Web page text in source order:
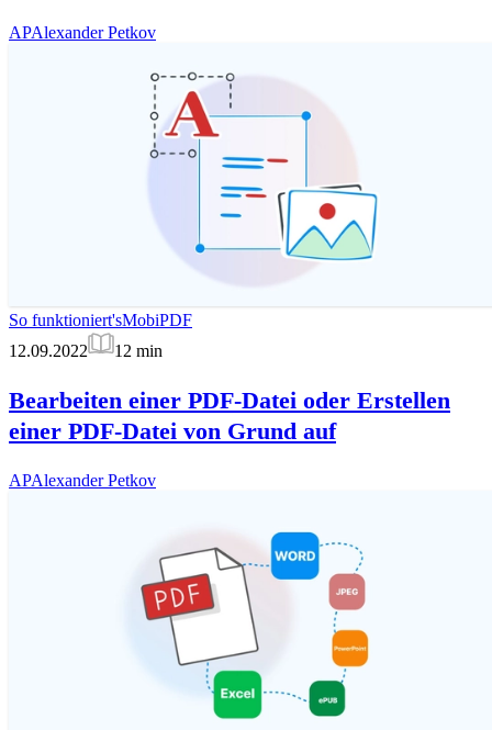
APAlexander Petkov
So funktioniert'sMobiPDF
12.09.2022
12 min
Bearbeiten einer PDF-Datei oder Erstellen
einer PDF-Datei von Grund auf
APAlexander Petkov